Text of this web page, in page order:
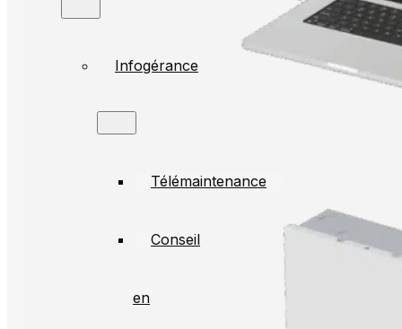
Infogérance
Télémaintenance
Conseil
en